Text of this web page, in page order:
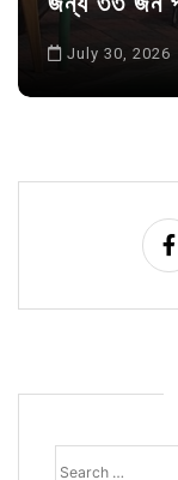
July 30, 2026
Search
for: